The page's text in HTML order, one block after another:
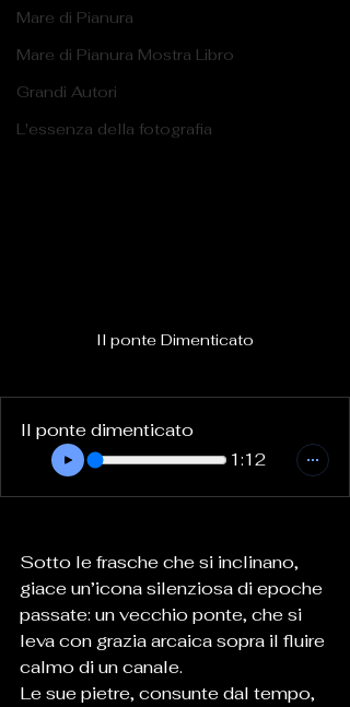
Mare di Pianura
Mare di Pianura Mostra Libro
Grandi Autori
L'essenza della fotografia
Il ponte Dimenticato
Il ponte dimenticato
1:12
Sotto le frasche che si inclinano,
giace un’icona silenziosa di epoche
passate: un vecchio ponte, che si
leva con grazia arcaica sopra il fluire
calmo di un canale.
Le sue pietre, consunte dal tempo,